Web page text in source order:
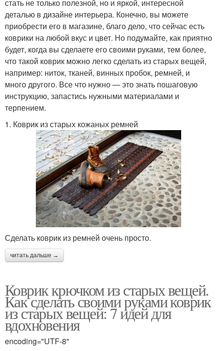
стать не только полезной, но и яркой, интересной
деталью в дизайне интерьера. Конечно, вы можете
приобрести его в магазине, благо дело, что сейчас есть
коврики на любой вкус и цвет. Но подумайте, как приятно
будет, когда вы сделаете его своими руками, тем более,
что такой коврик можно легко сделать из старых вещей,
например: ниток, тканей, винных пробок, ремней, и
много другого. Все что нужно — это знать пошаговую
инструкцию, запастись нужными материалами и
терпением.
1. Коврик из старых кожаных ремней
Сделать коврик из ремней очень просто.
читать дальше →
Коврик крючком из старых вещей.
Как сделать своими руками коврик
из старых вещей: 7 идей для
вдохновения
encoding="UTF-8"